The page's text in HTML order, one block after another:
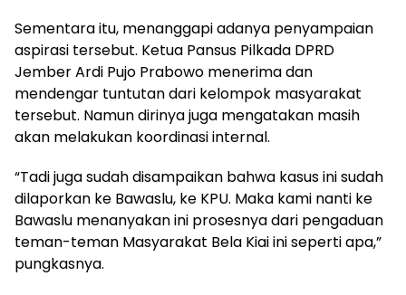
Sementara itu, menanggapi adanya penyampaian
aspirasi tersebut. Ketua Pansus Pilkada DPRD
Jember Ardi Pujo Prabowo menerima dan
mendengar tuntutan dari kelompok masyarakat
tersebut. Namun dirinya juga mengatakan masih
akan melakukan koordinasi internal.
“Tadi juga sudah disampaikan bahwa kasus ini sudah
dilaporkan ke Bawaslu, ke KPU. Maka kami nanti ke
Bawaslu menanyakan ini prosesnya dari pengaduan
teman-teman Masyarakat Bela Kiai ini seperti apa,”
pungkasnya.